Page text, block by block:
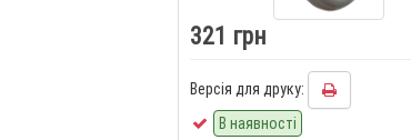
321 грн
Версія для друку:
В наявності